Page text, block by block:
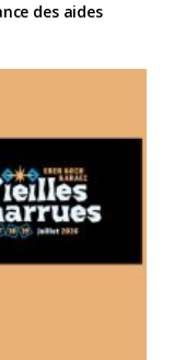
des aides